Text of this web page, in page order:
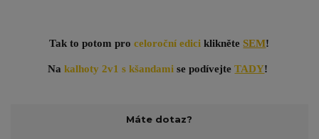
Tak to potom proceloroční edici klikněteSEM!
Nakalhoty 2v1 s kšandami se podívejteTADY!
Máte dotaz?